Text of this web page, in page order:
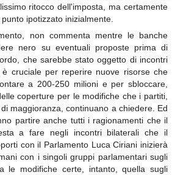
ritocco dell'imposta, ma certamente
ipotizzato inizialmente.
non commenta mentre le banche
nero su eventuali proposte prima di
che sarebbe stato oggetto di incontri
cruciale per reperire nuove risorse che
a 200-250 milioni e per sbloccare,
coperture per le modifiche che i partiti,
maggioranza, continuano a chiedere. Ed
partire anche tutti i ragionamenti che il
a fare negli incontri bilaterali che il
con il Parlamento Luca Ciriani inizierà
con i singoli gruppi parlamentari sugli
le modifiche certe, intanto, quella sugli